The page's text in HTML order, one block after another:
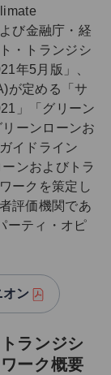
び金融庁・経
・トランジシ
年5月版」、
が定める「サ
」「グリーン
ーンローンお
イドライン
ンおよびトラ
ークを策定し
評価機関であ
ーティ・オピ
ン
ランジシ
ーク概要